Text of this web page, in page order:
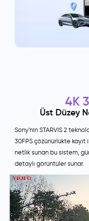
4K
Üst Düzey
Sony'nin STARVIS 2
30FPS çözünürlükte
netlik sunan bu sistem,
detaylı görüntüler sunar.